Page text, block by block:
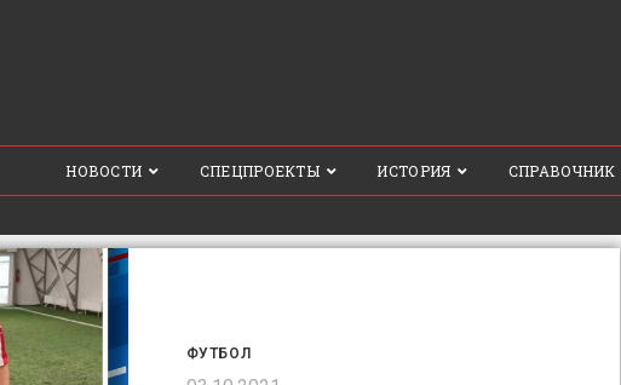
НОВОСТИ СПЕЦПРОЕКТЫ ИСТОРИЯ СПРАВОЧНИК
ФУТБОЛ